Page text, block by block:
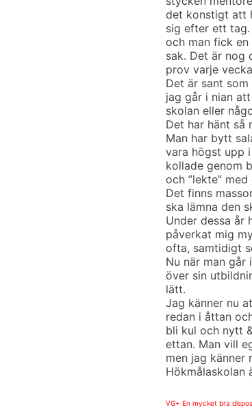
det konstigt att
sig efter ett
och man fick
sak. Det är nog
prov varje
Det är sant
jag går i nian
skolan eller
Det har hänt så
Man har bytt
vara högst upp
kollade genom
och ”lekte”
Det finns
ska lämna den
Under dessa år
påverkat mig
ofta, samtidigt
Nu när man går
över sin
lätt.
Jag känner nu
redan i åttan
bli kul och nytt
ettan. Man vill
men jag känner
Hökmålaskolan
VG+ En mycket bra